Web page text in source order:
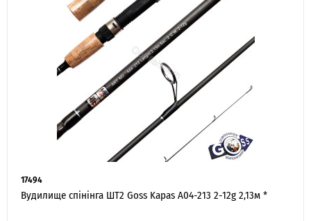
17494
Вудилище спінінга ШТ2 Goss Kapas A04-213 2-12g 2,13м *